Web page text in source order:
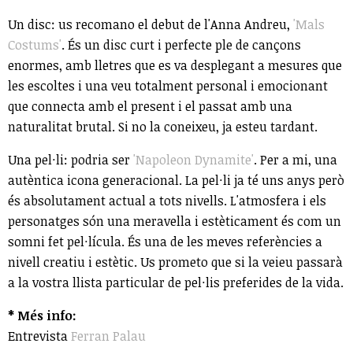
Un disc: us recomano el debut de l'Anna Andreu, 'Mals
Costums'. És un disc curt i perfecte ple de cançons
enormes, amb lletres que es va desplegant a mesures que
les escoltes i una veu totalment personal i emocionant
que connecta amb el present i el passat amb una
naturalitat brutal. Si no la coneixeu, ja esteu tardant.
Una pel·li: podria ser'Napoleon Dynamite'. Per a mi, una
autèntica icona generacional. La pel·li ja té uns anys però
és absolutament actual a tots nivells. L'atmosfera i els
personatges són una meravella i estèticament és com un
somni fet pel·lícula. És una de les meves referències a
nivell creatiu i estètic. Us prometo que si la veieu passarà
a la vostra llista particular de pel·lis preferides de la vida.
* Més info:
EntrevistaFerran Palau